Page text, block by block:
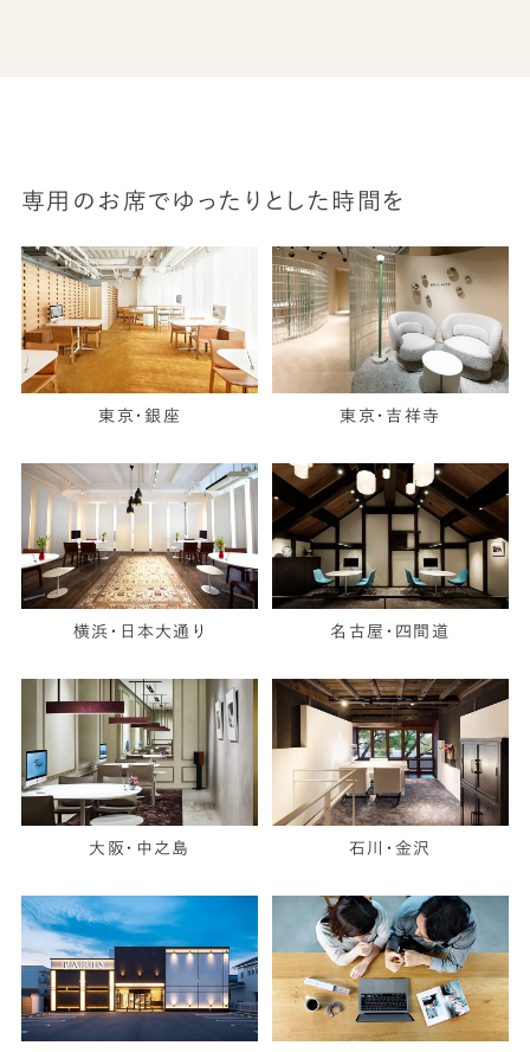
専用のお席でゆったりとした時間を
東京・銀座 東京・吉祥寺
横浜・日本大通り 名古屋・四間道
大阪・中之島 石川・金沢